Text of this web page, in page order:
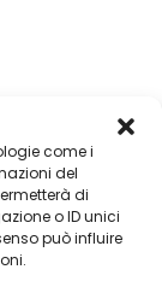
come i
del
di
o ID unici
può influire